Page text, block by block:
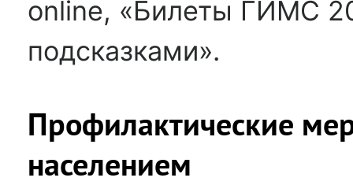
online, «Билеты ГИМС
подсказками».
Профилактические
населением